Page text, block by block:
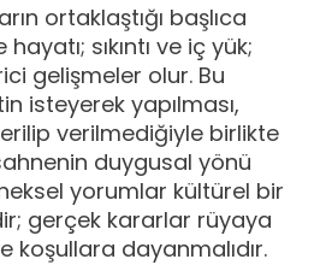
ortaklaştığı başlıca
sıkıntı ve iç yük;
gelişmeler olur. Bu
isteyerek yapılması,
verilmediğiyle birlikte
duygusal yönü
yorumlar kültürel bir
gerçek kararlar rüyaya
koşullara dayanmalıdır.